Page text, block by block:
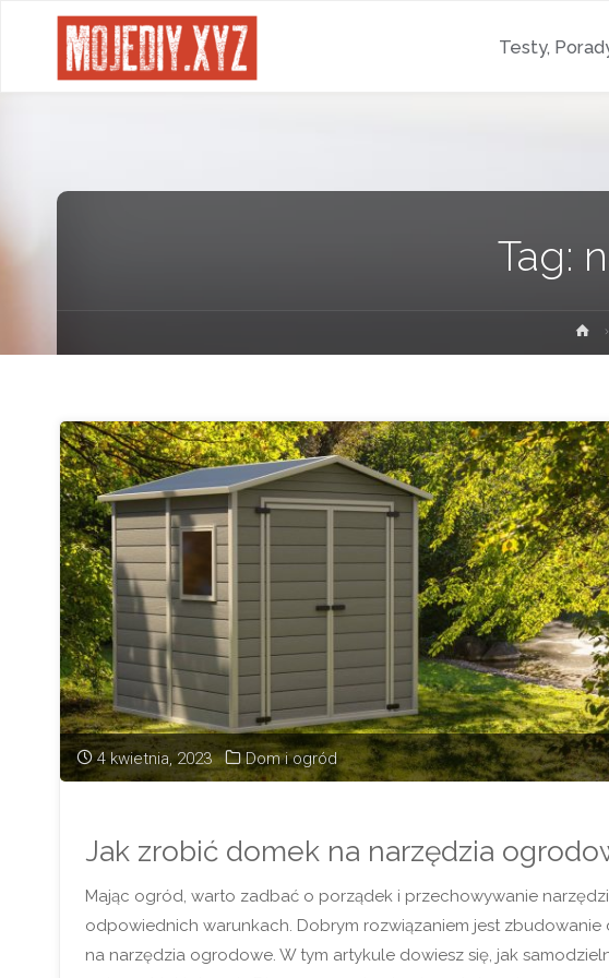
Testy,
Tag:
4 kwietnia, 2023 Dom i ogród
Jak zrobić domek na narzędzia
Mając ogród, warto zadbać o porządek i przechowywanie
odpowiednich warunkach. Dobrym rozwiązaniem jest zbudowanie
na narzędzia ogrodowe. W tym artykule dowiesz się, jak